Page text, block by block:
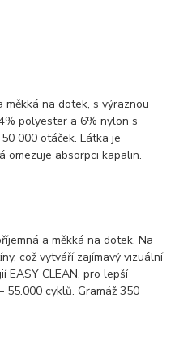
měkká na dotek, s výraznou
polyester a 6% nylon s
000 otáček. Látka je
omezuje absorpci kapalin.
a měkká na dotek. Na
což vytváří zajímavý vizuální
EASY CLEAN, pro lepší
55.000 cyklů. Gramáž 350